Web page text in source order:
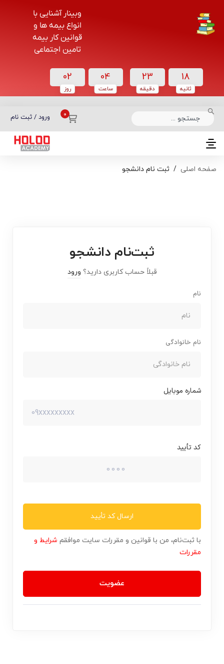
وبینار آشنایی با
انواع بیمه ها و
قوانین کار بیمه
تامین اجتماعی
02
روز
04
ساعت‌
23
دقیقه
18
ثانیه
ورود / ثبت نام
دسته بندی دوره‌ها
صفحه اصلی ثبت نام دانشجو
ثبت‌نام دانشجو
قبلاً حساب کاربری دارید؟ ورود
نام
نام خانوادگی
شماره موبایل
کد تأیید
ارسال کد تأیید
با ثبت‌نام، من با قوانین و مقررات سایت موافقم شرایط و
مقررات
عضویت